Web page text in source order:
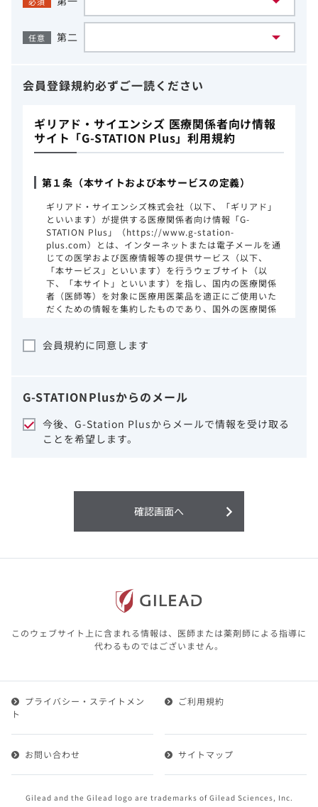
任意 第二
会員登録規約必ずご一読ください
ギリアド・サイエンシズ 医療関係者向け情報
サイト「G-STATION Plus」利用規約
第１条（本サイトおよび本サービスの定義）
ギリアド・サイエンシズ株式会社（以下、「ギリアド」
といいます）が提供する医療関係者向け情報「G-
STATION Plus」（https://www.g-station-
plus.com）とは、インターネットまたは電子メールを通
じての医学および医療情報等の提供サービス（以下、
「本サービス」といいます）を行うウェブサイト（以
下、「本サイト」といいます）を指し、国内の医療関係
者（医師等）を対象に医療用医薬品を適正にご使用いた
だくための情報を集約したものであり、国外の医療関係
事項をご熟読いただき、同意された場合のみご利用くだ
ギリアドは、本サイトのコンテンツについて
細心の注意を払い、正確かつ最新の情報を提
供するように努力をしておりますが、正確
性、確実性、妥当性、有用性、ご利用になら
利用することまたは利用できなかったことよ
り生じる損害については一切の責任を負いか
含む）の情報は、その製品またはその製品の
本サイト内の情報は、医師その他医療関係者
が行なうべきアドバイスやサービスを提供す
るものではありません。本サイトに表示され
ている情報は、決して、医師その他医療関係
1.会員とは、医療関係者の方で、本サービスの利用規約
ービスに登録を申し込みギリアドがこれを承認した方を
いいます。
けることができます。
会員規約に同意します
G-STATIONPlusからのメール
今後、G-Station Plusからメールで情報を受け取る
ことを希望します。
確認画面へ
このウェブサイト上に含まれる情報は、医師または薬剤師による指導に
代わるものではございません。
Gilead and the Gilead logo are trademarks of Gilead Sciences, Inc.
プライバシー・ステイトメン
ト
ご利用規約
お問い合わせ サイトマップ